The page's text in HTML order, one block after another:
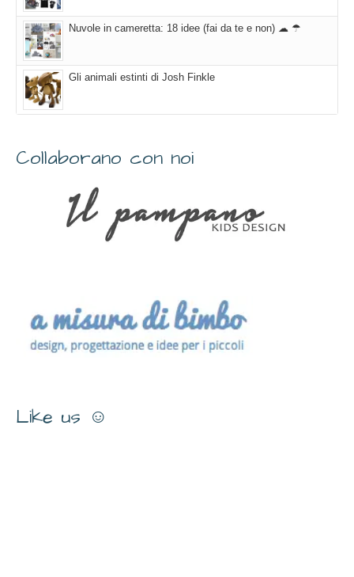
Nuvole in cameretta: 18 idee (fai da te e non) ☁ ☂
Gli animali estinti di Josh Finkle
Collaborano con noi
Like us ☺